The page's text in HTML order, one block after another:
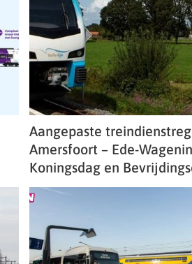
Aangepaste
Amersfoort – Ede-
Koningsdag en